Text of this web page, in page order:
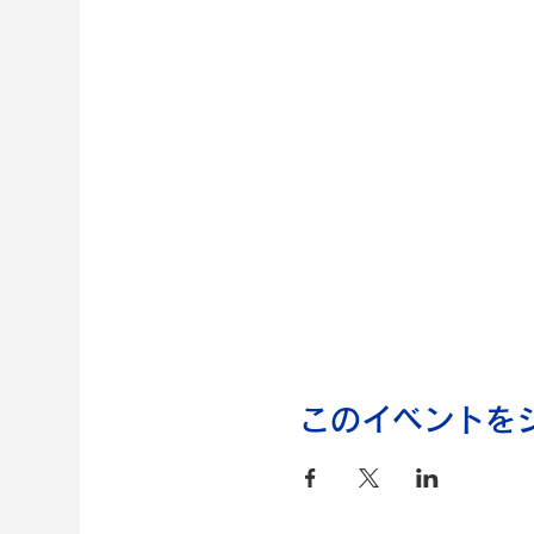
このイベントを